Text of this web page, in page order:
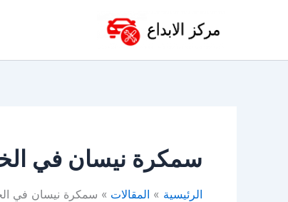
سمكرة نيسان في
الرئيسية المقالات سمكرة نيسان في